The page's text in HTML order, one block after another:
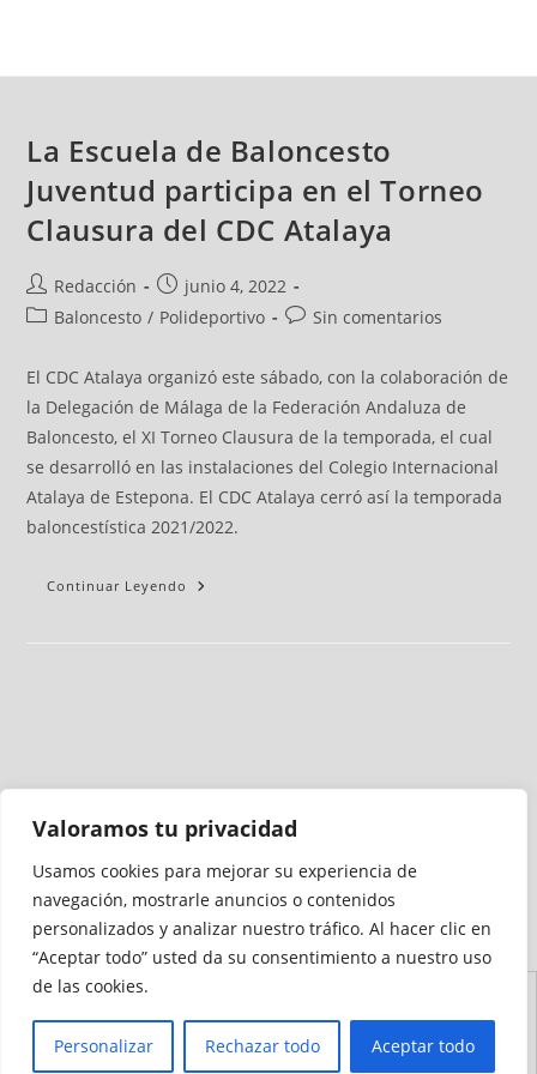
Valoramos tu privacidad
Usamos cookies para mejorar su experiencia de
navegación, mostrarle anuncios o contenidos
personalizados y analizar nuestro tráfico. Al hacer clic en
“Aceptar todo” usted da su consentimiento a nuestro uso
de las cookies.
Personalizar Rechazar todo Aceptar todo
La Escuela de Baloncesto
Juventud participa en el Torneo
Clausura del CDC Atalaya
Redacción
junio 4, 2022
Baloncesto / Polideportivo Sin comentarios
El CDC Atalaya organizó este sábado, con la colaboración de
la Delegación de Málaga de la Federación Andaluza de
Baloncesto, el XI Torneo Clausura de la temporada, el cual
se desarrolló en las instalaciones del Colegio Internacional
Atalaya de Estepona. El CDC Atalaya cerró así la temporada
baloncestística 2021/2022.
Continuar Leyendo
Medio auditado por
Accesibilidad
Sitio
Cookies
Privacidad